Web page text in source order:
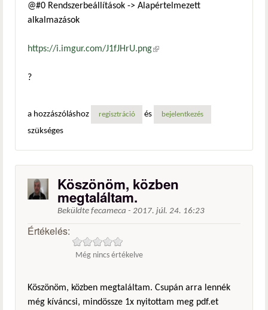
@#0 Rendszerbeállítások -> Alapértelmezett
alkalmazások
https://i.imgur.com/J1fJHrU.png(külső hivatkozás)
?
a hozzászóláshoz regisztráció és bejelentkezés
szükséges
Köszönöm, közben
megtaláltam.
Beküldte fecameca - 2017. júl. 24. 16:23
Értékelés:
Még nincs értékelve
Köszönöm, közben megtaláltam. Csupán arra lennék
még kíváncsi, mindössze 1x nyitottam meg pdf.et